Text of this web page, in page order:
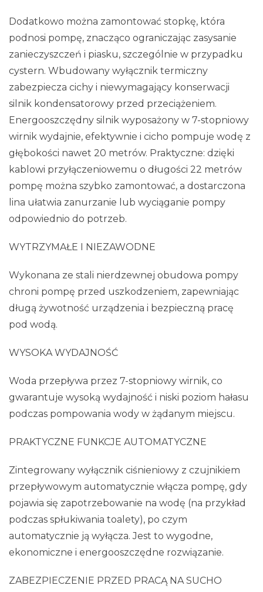
Dodatkowo można zamontować stopkę, która
podnosi pompę, znacząco ograniczając zasysanie
zanieczyszczeń i piasku, szczególnie w przypadku
cystern. Wbudowany wyłącznik termiczny
zabezpiecza cichy i niewymagający konserwacji
silnik kondensatorowy przed przeciążeniem.
Energooszczędny silnik wyposażony w 7-stopniowy
wirnik wydajnie, efektywnie i cicho pompuje wodę z
głębokości nawet 20 metrów. Praktyczne: dzięki
kablowi przyłączeniowemu o długości 22 metrów
pompę można szybko zamontować, a dostarczona
lina ułatwia zanurzanie lub wyciąganie pompy
odpowiednio do potrzeb.
WYTRZYMAŁE I NIEZAWODNE
Wykonana ze stali nierdzewnej obudowa pompy
chroni pompę przed uszkodzeniem, zapewniając
długą żywotność urządzenia i bezpieczną pracę
pod wodą.
WYSOKA WYDAJNOŚĆ
Woda przepływa przez 7-stopniowy wirnik, co
gwarantuje wysoką wydajność i niski poziom hałasu
podczas pompowania wody w żądanym miejscu.
PRAKTYCZNE FUNKCJE AUTOMATYCZNE
Zintegrowany wyłącznik ciśnieniowy z czujnikiem
przepływowym automatycznie włącza pompę, gdy
pojawia się zapotrzebowanie na wodę (na przykład
podczas spłukiwania toalety), po czym
automatycznie ją wyłącza. Jest to wygodne,
ekonomiczne i energooszczędne rozwiązanie.
ZABEZPIECZENIE PRZED PRACĄ NA SUCHO